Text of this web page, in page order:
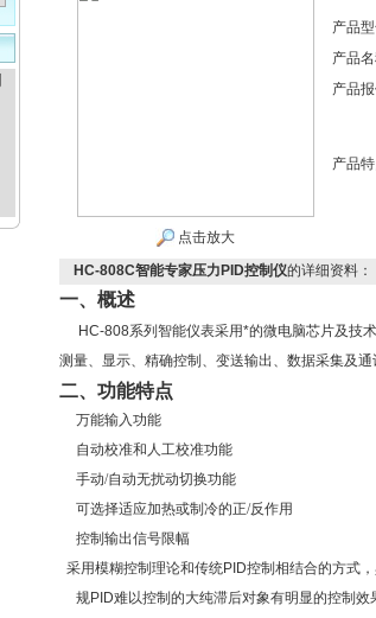
点击放大
产品型
产品名
产品报
产品特
HC-808C智能专家压力PID控制仪的详细资料：
一、概述
HC-808系列智能仪表采用*的微电脑芯片及技
测量、显示、精确控制、变送输出、数据采集及通
二、功能特点
万能输入功能
自动校准和人工校准功能
手动/自动无扰动切换功能
可选择适应加热或制冷的正/反作用
控制输出信号限幅
采用模糊控制理论和传统PID控制相结合的方式
规PID难以控制的大纯滞后对象有明显的控制效